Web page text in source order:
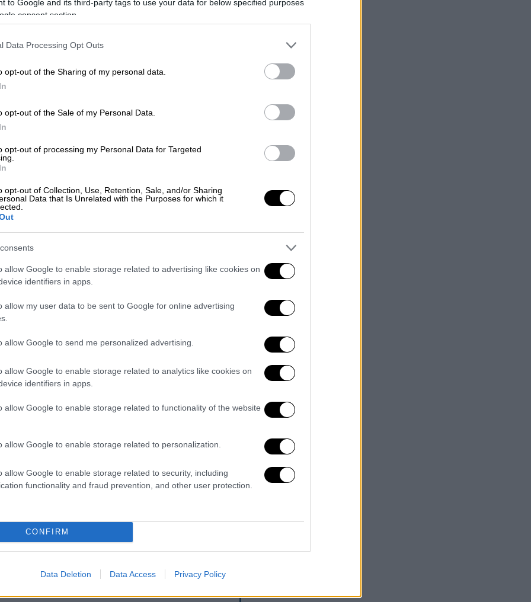
to Google and its third-party tags to use your data for below specified purposes
consent section.
Data Processing Opt Outs
opt-out of the Sharing of my personal data.
opt-out of the Sale of my Personal Data.
opt-out of processing my Personal Data for Targeted
opt-out of Collection, Use, Retention, Sale, and/or Sharing
Data that Is Unrelated with the Purposes for which it
allow Google to enable storage related to advertising like cookies on
identifiers in apps.
allow my user data to be sent to Google for online advertising
allow Google to send me personalized advertising.
allow Google to enable storage related to analytics like cookies on
identifiers in apps.
allow Google to enable storage related to functionality of the website
allow Google to enable storage related to personalization.
allow Google to enable storage related to security, including
functionality and fraud prevention, and other user protection.
CONFIRM
Data Deletion Data Access Privacy Policy
της, Νίνο. Η σχέση του ζευγαριού μετρά
αποφεύγουν την έκθεση, δεν κρύβουν
έκανε στις τηλεοπτικές κάμερες η
σύντροφό της με τα πιο τρυφερά λόγια
τους γονείς του.
μαζί με τον
Έχει εκείνος το τραγούδι “Έρωτά
“Έρωτά μου” και τα αφιερώνουμε ο ένας
μαζί. Τραγουδάμε μαζί…
δεν είναι στα σχέδιά μου, αλλά
με έχω σκεφτεί νύφη, είμαι πιο cool.
Ο Νίνο είναι ο άνθρωπός μου. Το
Εννοείται ότι η μαμά μου έχει
άνθρωποι της ίδιας ποιότητας, και αυτό
μας… Έχω γνωρίσει τους γονείς του»
ΕΘΝΟΣ θα παρεμβαίνει και τα προσβλητικά σχόλια θα